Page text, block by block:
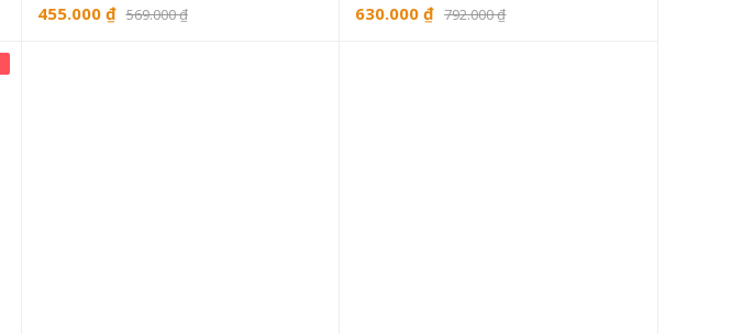
569.000₫
455.000 ₫ 792.000₫
630.000₫